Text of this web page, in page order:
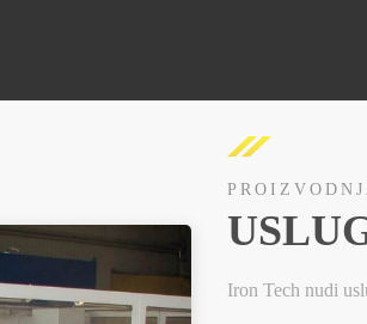
Iron Tech nudi